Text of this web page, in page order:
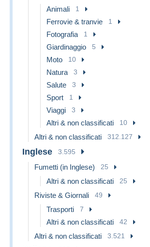
Animali 1
Ferrovie & tranvie 1
Fotografia 1
Giardinaggio 5
Moto 10
Natura 3
Salute 3
Sport 1
Viaggi 3
Altri & non classificati 10
Altri & non classificati 312.127
Inglese 3.595
Fumetti (in Inglese) 25
Altri & non classificati 25
Riviste & Giornali 49
Trasporti 7
Altri & non classificati 42
Altri & non classificati 3.521